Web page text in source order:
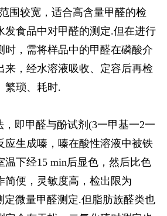
围较宽，适合高含量甲醛的检
发食品中对甲醛的测定.但在进行
时，需将样品中的甲醛在磷酸介
来，经水溶液吸收、定容后再检
繁琐、耗时.
即甲醛与酚试剂(3一甲基一2一
应生成嗪，嗪在酸性溶液中被铁
温下经15 min后显色，然后比色
简便，灵敏度高，检出限为
定微量甲醛测定.但脂肪族醛类也